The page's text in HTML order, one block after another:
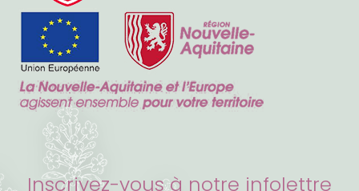
Inscrivez-vous à notre infolettre